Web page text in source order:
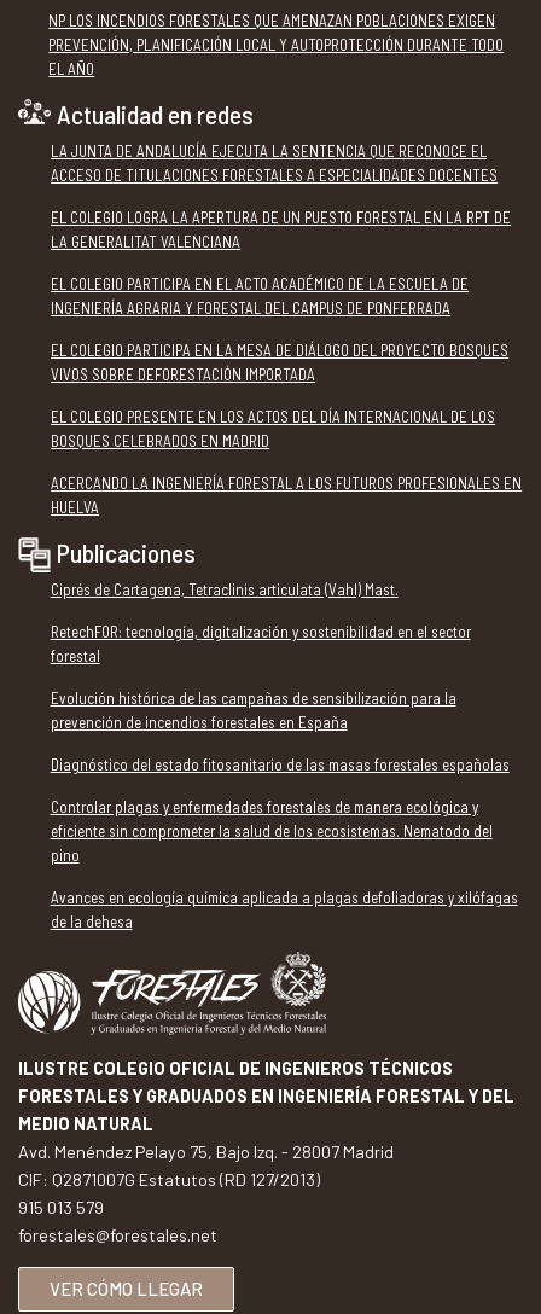
NP LOS INCENDIOS FORESTALES QUE AMENAZAN POBLACIONES EXIGEN
PREVENCIÓN, PLANIFICACIÓN LOCAL Y AUTOPROTECCIÓN DURANTE TODO
EL AÑO
Actualidad en redes
LA JUNTA DE ANDALUCÍA EJECUTA LA SENTENCIA QUE RECONOCE EL
ACCESO DE TITULACIONES FORESTALES A ESPECIALIDADES DOCENTES
EL COLEGIO LOGRA LA APERTURA DE UN PUESTO FORESTAL EN LA RPT DE
LA GENERALITAT VALENCIANA
EL COLEGIO PARTICIPA EN EL ACTO ACADÉMICO DE LA ESCUELA DE
INGENIERÍA AGRARIA Y FORESTAL DEL CAMPUS DE PONFERRADA
EL COLEGIO PARTICIPA EN LA MESA DE DIÁLOGO DEL PROYECTO BOSQUES
VIVOS SOBRE DEFORESTACIÓN IMPORTADA
EL COLEGIO PRESENTE EN LOS ACTOS DEL DÍA INTERNACIONAL DE LOS
BOSQUES CELEBRADOS EN MADRID
ACERCANDO LA INGENIERÍA FORESTAL A LOS FUTUROS PROFESIONALES EN
HUELVA
Publicaciones
Ciprés de Cartagena, Tetraclinis articulata (Vahl) Mast.
RetechFOR: tecnología, digitalización y sostenibilidad en el sector
forestal
Evolución histórica de las campañas de sensibilización para la
prevención de incendios forestales en España
Diagnóstico del estado fitosanitario de las masas forestales españolas
Controlar plagas y enfermedades forestales de manera ecológica y
eficiente sin comprometer la salud de los ecosistemas. Nematodo del
pino
Avances en ecología química aplicada a plagas defoliadoras y xilófagas
de la dehesa
ILUSTRE COLEGIO OFICIAL DE INGENIEROS TÉCNICOS
FORESTALES Y GRADUADOS EN INGENIERÍA FORESTAL Y DEL
MEDIO NATURAL
Avd. Menéndez Pelayo 75, Bajo Izq. - 28007 Madrid
CIF: Q2871007G Estatutos (RD 127/2013)
915 013 579
forestales@forestales.net
VER CÓMO LLEGAR